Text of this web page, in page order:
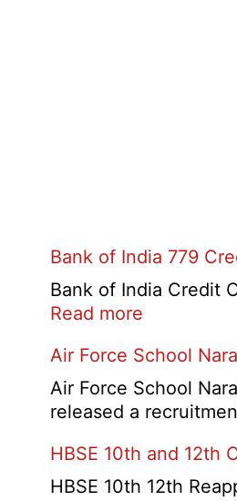
Bank of India 779
Bank of India Credit
Read more
of
India
779
Officer
Admit
Air Force School
Air Force School
released a
HBSE 10th and 12th
HBSE 10th 12th